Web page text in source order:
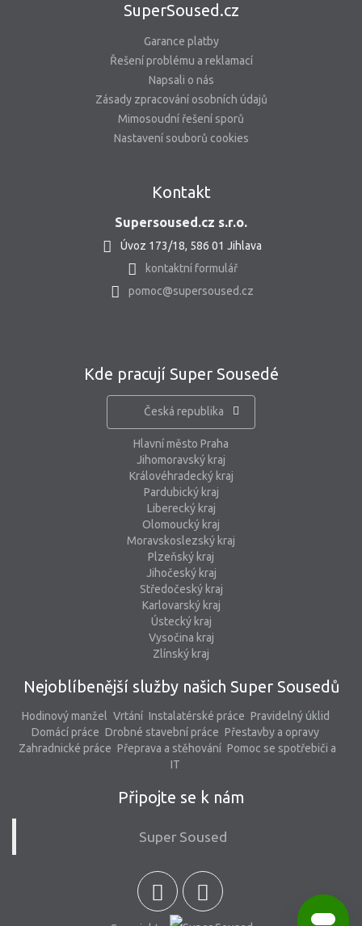
SuperSoused.cz
Garance platby
Řešení problému a reklamací
Napsali o nás
Zásady zpracování osobních údajů
Mimosoudní řešení sporů
Nastavení souborů cookies
Kontakt
Supersoused.cz s.r.o.
Úvoz 173/18, 586 01 Jihlava
kontaktní formulář
pomoc@supersoused.cz
Kde pracují Super Sousedé
Česká republika
Hlavní město Praha
Jihomoravský kraj
Královéhradecký kraj
Pardubický kraj
Liberecký kraj
Olomoucký kraj
Moravskoslezský kraj
Plzeňský kraj
Jihočeský kraj
Středočeský kraj
Karlovarský kraj
Ústecký kraj
Vysočina kraj
Zlínský kraj
Nejoblíbenější služby našich Super Sousedů
Hodinový manžel Vrtání Instalatérské práce Pravidelný úklid
Domácí práce Drobné stavební práce Přestavby a opravy
Zahradnické práce Přeprava a stěhování Pomoc se spotřebiči a
IT
Připojte se k nám
Super Soused